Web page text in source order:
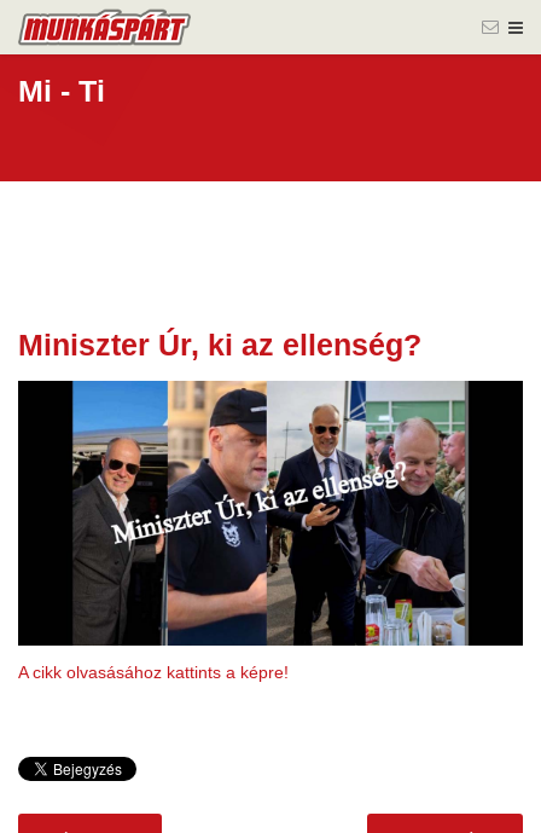
Mi - Ti
Miniszter Úr, ki az ellenség?
A cikk olvasásához kattints a képre!